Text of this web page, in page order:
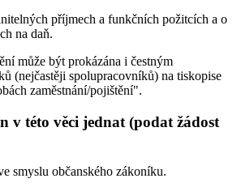
příjmech a funkčních požitcích a o
na daň.
může být prokázána i čestným
(nejčastěji spolupracovníků) na tiskopise
zaměstnání/pojištění".
v této věci jednat (podat žádost
smyslu občanského zákoníku.